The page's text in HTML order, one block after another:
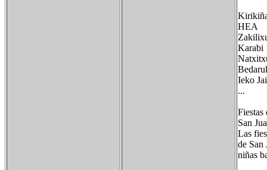
HEA
Karabi
Ieko
...
San
Las
de San
niñas